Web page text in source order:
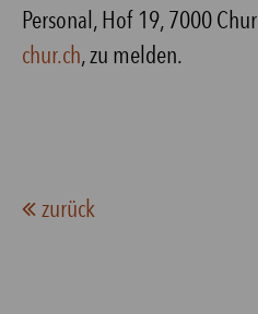
Personal, Hof 19, 7000 Chur
chur.ch, zu melden.
zurück